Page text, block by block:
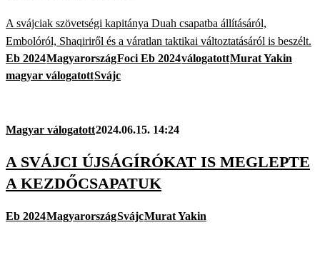
A svájciak szövetségi kapitánya Duah csapatba állításáról,
Embolóról, Shaqiriről és a váratlan taktikai változtatásáról is beszélt.
Eb 2024MagyarországFoci Eb 2024válogatottMurat Yakin
magyar válogatottSvájc
Magyar válogatott2024.06.15. 14:24
A SVÁJCI ÚJSÁGÍRÓKAT IS MEGLEPTE
A KEZDŐCSAPATUK
Eb 2024MagyarországSvájcMurat Yakin